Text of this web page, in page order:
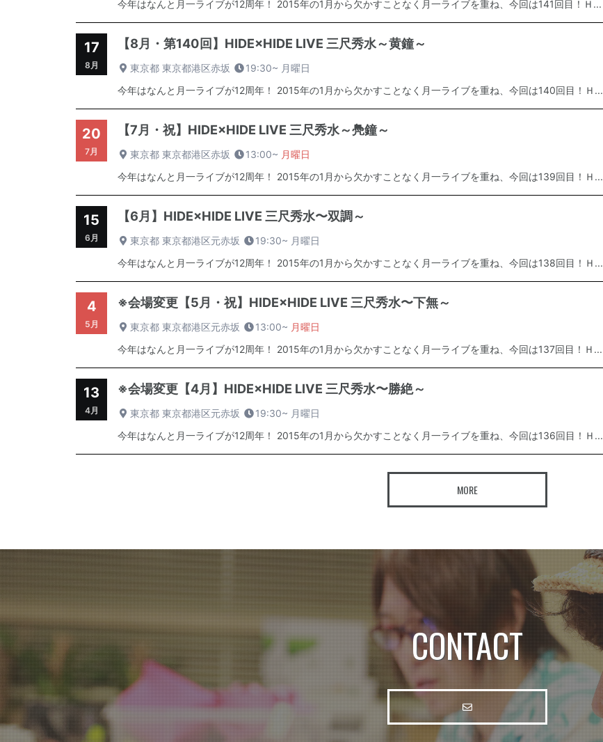
今年はなんと月一ライブが12周年！ 2015年の1月から欠かすことなく月一ライブを重ね、今回は141回目！Ｈ...
17
8月
【8月・第140回】HIDE×HIDE LIVE 三尺秀水～黄鐘～
東京都 東京都港区赤坂 19:30~ 月曜日
今年はなんと月一ライブが12周年！ 2015年の1月から欠かすことなく月一ライブを重ね、今回は140回目！Ｈ...
20
7月
【7月・祝】HIDE×HIDE LIVE 三尺秀水～鳧鐘～
東京都 東京都港区赤坂 13:00~ 月曜日
今年はなんと月一ライブが12周年！ 2015年の1月から欠かすことなく月一ライブを重ね、今回は139回目！Ｈ...
15
6月
【6月】HIDE×HIDE LIVE 三尺秀水〜双調～
東京都 東京都港区元赤坂 19:30~ 月曜日
今年はなんと月一ライブが12周年！ 2015年の1月から欠かすことなく月一ライブを重ね、今回は138回目！Ｈ...
4
5月
※会場変更【5月・祝】HIDE×HIDE LIVE 三尺秀水〜下無～
東京都 東京都港区元赤坂 13:00~ 月曜日
今年はなんと月一ライブが12周年！ 2015年の1月から欠かすことなく月一ライブを重ね、今回は137回目！Ｈ...
13
4月
※会場変更【4月】HIDE×HIDE LIVE 三尺秀水〜勝絶～
東京都 東京都港区元赤坂 19:30~ 月曜日
今年はなんと月一ライブが12周年！ 2015年の1月から欠かすことなく月一ライブを重ね、今回は136回目！Ｈ...
MORE
CONTACT